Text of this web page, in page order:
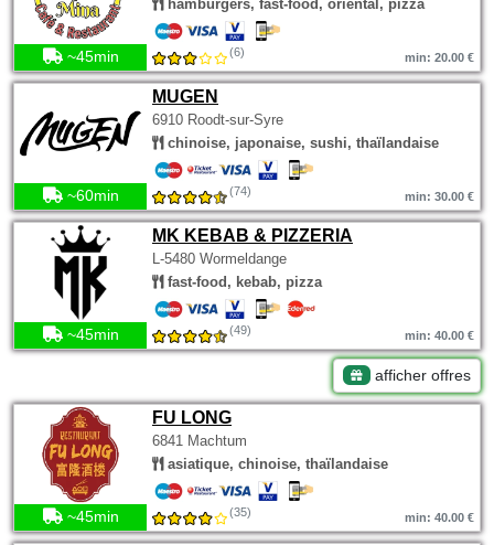
hamburgers, fast-food, oriental, pizza
~45min (6) min: 20.00 €
MUGEN
6910 Roodt-sur-Syre
chinoise, japonaise, sushi, thaïlandaise
~60min (74) min: 30.00 €
MK KEBAB & PIZZERIA
L-5480 Wormeldange
fast-food, kebab, pizza
~45min (49) min: 40.00 €
afficher offres
FU LONG
6841 Machtum
asiatique, chinoise, thaïlandaise
~45min (35) min: 40.00 €